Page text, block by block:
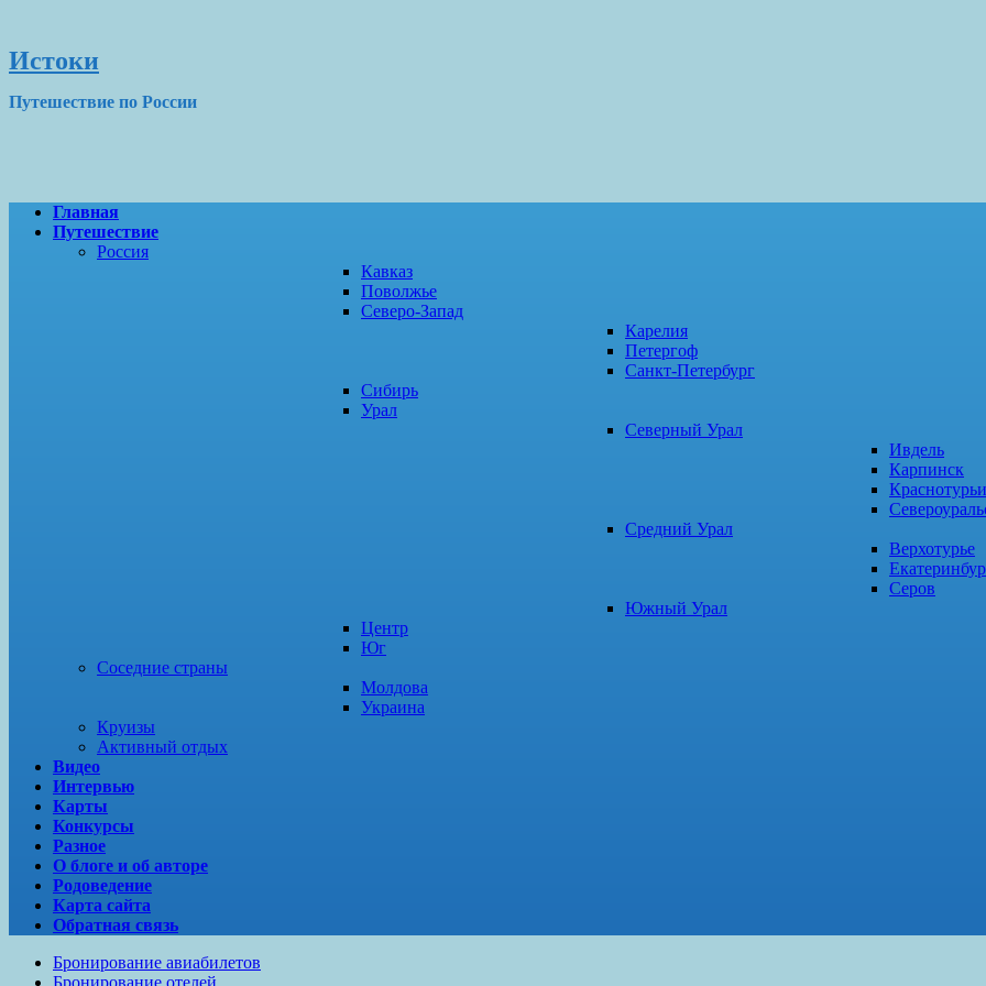
Истоки
Путешествие по России
Главная
Путешествие
Россия
Кавказ
Поволжье
Северо-Запад
Карелия
Петергоф
Санкт-Петербург
Сибирь
Урал
Северный Урал
Ивдель
Карпинск
Средний Урал
Верхотурье
Серов
Южный Урал
Центр
Юг
Соседние страны
Молдова
Украина
Круизы
Активный отдых
Видео
Интервью
Карты
Конкурсы
Разное
О блоге и об авторе
Родоведение
Карта сайта
Обратная связь
Бронирование авиабилетов
Бронирование отелей